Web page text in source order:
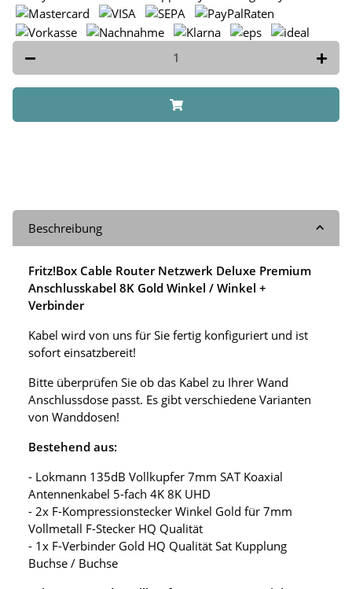
Beschreibung
Fritz!Box Cable Router Netzwerk Deluxe Premium
Anschlusskabel 8K Gold Winkel / Winkel +
Verbinder
Kabel wird von uns für Sie fertig konfiguriert und ist
sofort einsatzbereit!
Bitte überprüfen Sie ob das Kabel zu Ihrer Wand
Anschlussdose passt. Es gibt verschiedene Varianten
von Wanddosen!
Bestehend aus:
- Lokmann 135dB Vollkupfer 7mm SAT Koaxial
Antennenkabel 5-fach 4K 8K UHD
- 2x F-Kompressionstecker Winkel Gold für 7mm
Vollmetall F-Stecker HQ Qualität
- 1x F-Verbinder Gold HQ Qualität Sat Kupplung
Buchse / Buchse